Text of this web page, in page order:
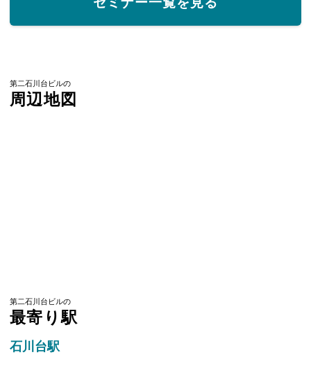
第二石川台ビルの
周辺地図
第二石川台ビルの
最寄り駅
石川台駅